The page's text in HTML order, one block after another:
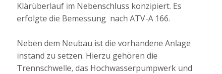
Klärüberlauf im Nebenschluss konzipiert. Es
erfolgte die Bemessung nach ATV-A 166.
Neben dem Neubau ist die vorhandene Anlage
instand zu setzen. Hierzu gehören die
Trennschwelle, das Hochwasserpumpwerk und